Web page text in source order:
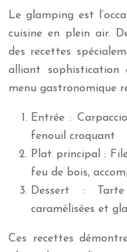
Le glamping est
cuisine en plein air.
des recettes
alliant sophistication
menu gastronomique
Entrée :
fenouil croquant
Plat principal :
feu de bois,
Dessert :
caramélisées et
Ces recettes